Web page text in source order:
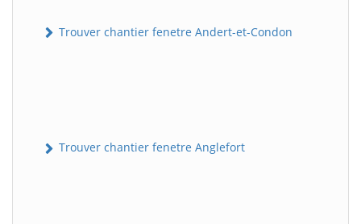
Trouver chantier fenetre Andert-et-Condon
Trouver chantier fenetre Anglefort